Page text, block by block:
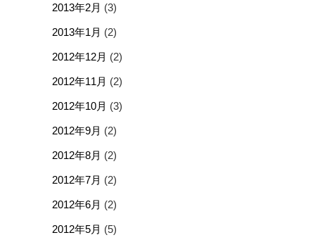
2013年2月 (3)
2013年1月 (2)
2012年12月 (2)
2012年11月 (2)
2012年10月 (3)
2012年9月 (2)
2012年8月 (2)
2012年7月 (2)
2012年6月 (2)
2012年5月 (5)